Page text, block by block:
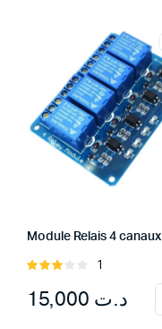
Module Relais 4 canaux
Rated
out of
1
د.ت